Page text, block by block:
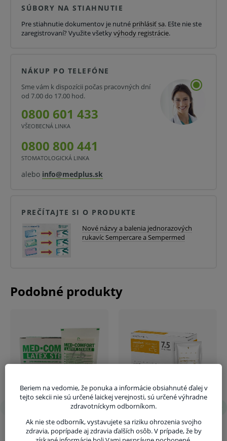
ďalších lekárskych výkonoch, kde je potreba udržiavať
sterilné podmienky.
výrobkom používaným u invazívnych zákrokoch, ktoré
vyžadujú zachovanie sterilných podmienok. Krvné
patogény (baktérie, vírusy, mykobaktérie, plesne) sa
môžu ľahko prenášať z pracovného prostredia na
Vlastnosti a výhody:
Chirurgické latexové rukavice.
Plne anatomické rukavice s rolovaným
lemom.
Dĺžka 280 mm.
Oblasti použitia:
Chirurgické zákroky.
Ochrana pred infekciou nielen v stomatológii,
gynekológii, chirurgii, ale aj ďalších lekárskych
odboroch.
SÚBORY NA STIAHNUTIE
Pre stiahnutie dokumentov je nutné prihlásiť sa. Ešte nie ste
zaregistrovaní? Využite všetkyvýhody registrácie.
NÁKUP PO TELEFÓNE
Sme vám k dispozícii počas pracovných dní
od 7.00 do 17.00 hod.
0800 601 433
VŠEOBECNÁ LINKA
0800 800 441
STOMATOLOGICKÁ LINKA
alebo info@medplus.sk
PREČÍTAJTE SI O PRODUKTE
Nové názvy a balenia jednorazových
rukavíc Sempercare a Sempermed
Beriem na vedomie, že ponuka a informácie obsiahnuté ďalej v
tejto sekcii nie sú určené laickej verejnosti, sú určené výhradne
zdravotníckym odborníkom.
Ak nie ste odborník, vystavujete sa riziku ohrozenia svojho
zdravia, poprípade aj zdravia ďalších osôb. V prípade, že by